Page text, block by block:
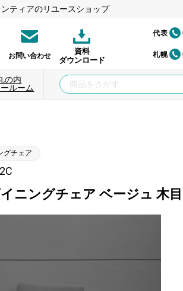
ティアのリユースショップ
お問い合わせ
資料
ダウンロード
代表
札幌
の内
ルーム
グチェア
イニングチェア ベージュ 木